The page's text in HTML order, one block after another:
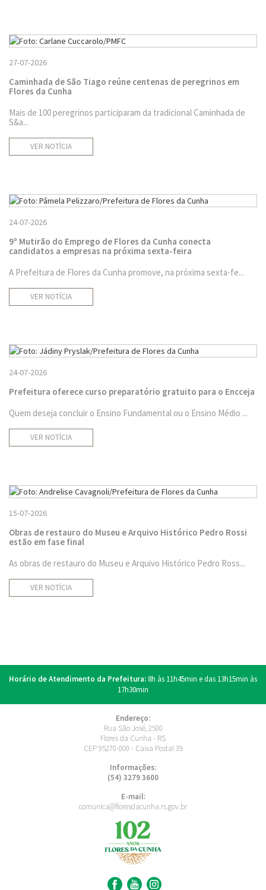
27-07-2026
Caminhada de São Tiago reúne centenas de peregrinos em
Flores da Cunha
Mais de 100 peregrinos participaram da tradicional Caminhada de
S&a...
VER NOTÍCIA
24-07-2026
9º Mutirão do Emprego de Flores da Cunha conecta
candidatos a empresas na próxima sexta-feira
A Prefeitura de Flores da Cunha promove, na próxima sexta-fe...
VER NOTÍCIA
24-07-2026
Prefeitura oferece curso preparatório gratuito para o Encceja
Quem deseja concluir o Ensino Fundamental ou o Ensino Médio ...
VER NOTÍCIA
15-07-2026
Obras de restauro do Museu e Arquivo Histórico Pedro Rossi
estão em fase final
As obras de restauro do Museu e Arquivo Histórico Pedro Ross...
VER NOTÍCIA
Horário de Atendimento da Prefeitura:8h às 11h45min e das 13h15min às
17h30min
Endereço:
Rua São José, 2500
Flores da Cunha - RS
CEP 95270-000 - Caixa Postal 39
Informações:
(54) 3279 3600
E-mail:
comunica@floresdacunha.rs.gov.br